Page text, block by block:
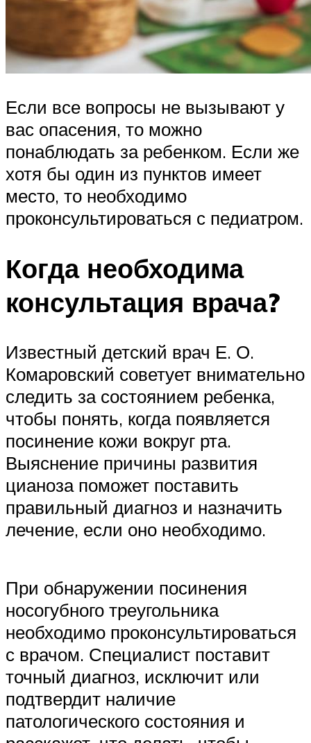
Если все вопросы не вызывают у
вас опасения, то можно
понаблюдать за ребенком. Если же
хотя бы один из пунктов имеет
место, то необходимо
проконсультироваться с педиатром.
Когда необходима
консультация врача?
Известный детский врач Е. О.
Комаровский советует внимательно
следить за состоянием ребенка,
чтобы понять, когда появляется
посинение кожи вокруг рта.
Выяснение причины развития
цианоза поможет поставить
правильный диагноз и назначить
лечение, если оно необходимо.
При обнаружении посинения
носогубного треугольника
необходимо проконсультироваться
с врачом. Специалист поставит
точный диагноз, исключит или
подтвердит наличие
патологического состояния и